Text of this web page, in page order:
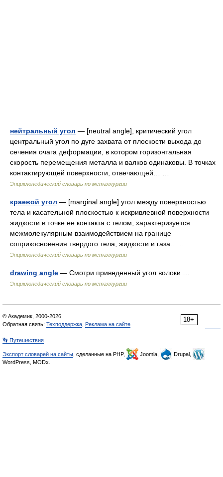
нейтральный угол — [neutral angle], критический угол
центральный угол по дуге захвата от плоскости выхода до
сечения очага деформации, в котором горизонтальная
скорость перемещения металла и валков одинаковы. В точках
контактирующей поверхности, отвечающей… …
Энциклопедический словарь по металлургии
краевой угол — [marginal angle] угол между поверхностью
тела и касательной плоскостью к искривлевной поверхности
жидкости в точке ее контакта с телом; характеризуется
межмолекулярным взаимодействием на границе
соприкосновения твердого тела, жидкости и газа… …
Энциклопедический словарь по металлургии
drawing angle — Смотри приведенный угол волоки …
Энциклопедический словарь по металлургии
18+
© Академик, 2000-2026
Обратная связь: Техподдержка Реклама на сайте
👣 Путешествия
Экспорт словарей на сайты , сделанные на PHP, Joomla,
Drupal,
WordPress, MODx.